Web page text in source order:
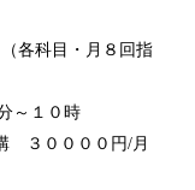
各科目・月８回指
～１０時
３００００円/ 月